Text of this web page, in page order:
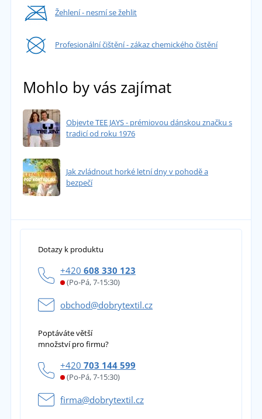
Žehlení - nesmí se žehlit
Profesionální čištění - zákaz chemického čistění
Mohlo by vás zajímat
Objevte TEE JAYS - prémiovou dánskou značku s
tradicí od roku 1976
Jak zvládnout horké letní dny v pohodě a
bezpečí
Dotazy k produktu
+420 608 330 123
(Po-Pá, 7-15:30)
obchod@dobrytextil.cz
Poptáváte větší
množství pro firmu?
+420 703 144 599
(Po-Pá, 7-15:30)
firma@dobrytextil.cz